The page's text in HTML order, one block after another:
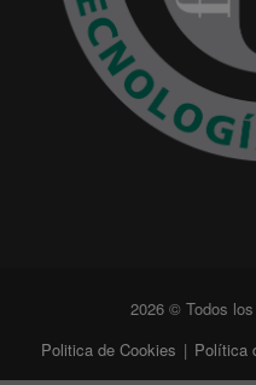
2026 © Todos
Politica de Cookies | Política